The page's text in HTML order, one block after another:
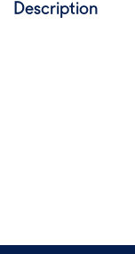
Description